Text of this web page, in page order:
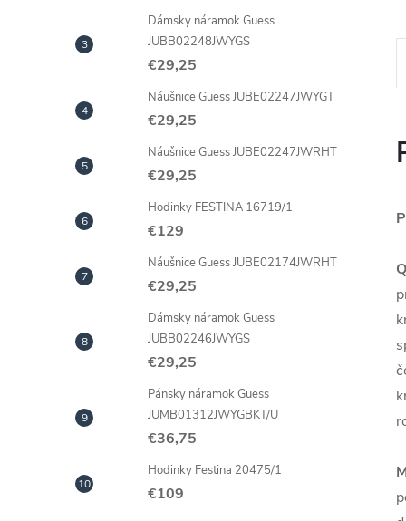
Dámsky náramok Guess
JUBB02248JWYGS
€29,25
Náušnice Guess JUBE02247JWYGT
€29,25
Náušnice Guess JUBE02247JWRHT
€29,25
Hodinky FESTINA 16719/1
€129
Náušnice Guess JUBE02174JWRHT
€29,25
Dámsky náramok Guess
JUBB02246JWYGS
€29,25
Pánsky náramok Guess
JUMB01312JWYGBKT/U
€36,75
Hodinky Festina 20475/1
€109